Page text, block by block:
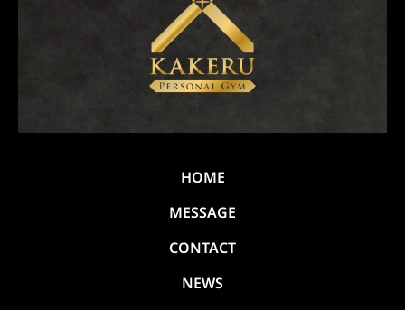
HOME
MESSAGE
CONTACT
NEWS